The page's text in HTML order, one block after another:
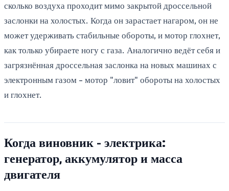
сколько воздуха проходит мимо закрытой дроссельной
заслонки на холостых. Когда он зарастает нагаром, он не
может удерживать стабильные обороты, и мотор глохнет,
как только убираете ногу с газа. Аналогично ведёт себя и
загрязнённая дроссельная заслонка на новых машинах с
электронным газом - мотор "ловит" обороты на холостых
и глохнет.
Когда виновник - электрика:
генератор, аккумулятор и масса
двигателя